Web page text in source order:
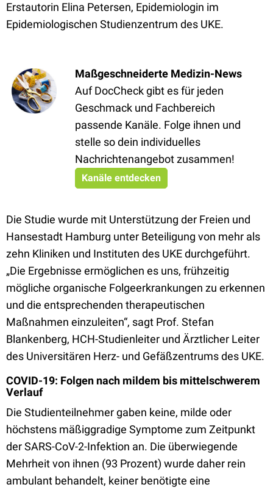
Erstautorin Elina Petersen, Epidemiologin im
Epidemiologischen Studienzentrum des UKE.
Maßgeschneiderte Medizin-News
Auf DocCheck gibt es für jeden
Geschmack und Fachbereich
passende Kanäle. Folge ihnen und
stelle so dein individuelles
Nachrichtenangebot zusammen!
Kanäle entdecken
Die Studie wurde mit Unterstützung der Freien und
Hansestadt Hamburg unter Beteiligung von mehr als
zehn Kliniken und Instituten des UKE durchgeführt.
„Die Ergebnisse ermöglichen es uns, frühzeitig
mögliche organische Folgeerkrankungen zu erkennen
und die entsprechenden therapeutischen
Maßnahmen einzuleiten“, sagt Prof. Stefan
Blankenberg, HCH-Studienleiter und Ärztlicher Leiter
des Universitären Herz- und Gefäßzentrums des UKE.
COVID-19: Folgen nach mildem bis mittelschwerem
Verlauf
Die Studienteilnehmer gaben keine, milde oder
höchstens mäßiggradige Symptome zum Zeitpunkt
der SARS-CoV-2-Infektion an. Die überwiegende
Mehrheit von ihnen (93 Prozent) wurde daher rein
ambulant behandelt, keiner benötigte eine